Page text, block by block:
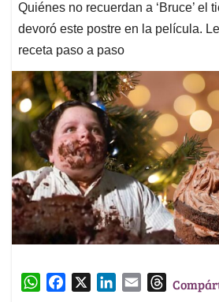
Quiénes no recuerdan a ‘Bruce’ el
devoró este postre en la película.
receta paso a paso
W
T